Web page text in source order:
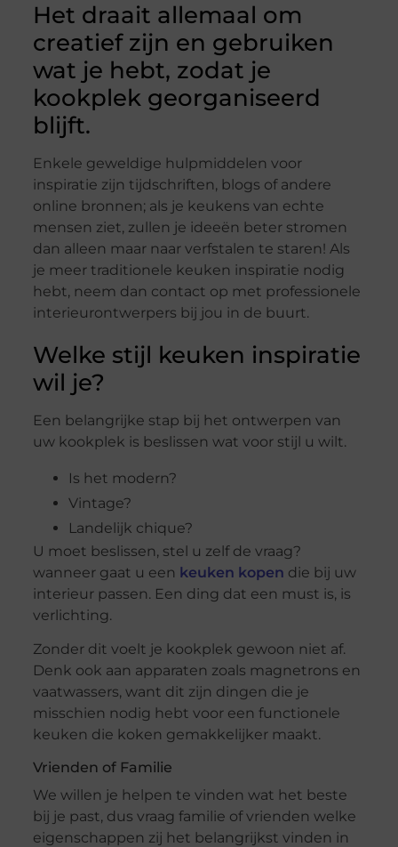
Het draait allemaal om
creatief zijn en gebruiken
wat je hebt, zodat je
kookplek georganiseerd
blijft.
Enkele geweldige hulpmiddelen voor
inspiratie zijn tijdschriften, blogs of andere
online bronnen; als je keukens van echte
mensen ziet, zullen je ideeën beter stromen
dan alleen maar naar verfstalen te staren! Als
je meer traditionele keuken inspiratie nodig
hebt, neem dan contact op met professionele
interieurontwerpers bij jou in de buurt.
Welke stijl keuken inspiratie
wil je?
Een belangrijke stap bij het ontwerpen van
uw kookplek is beslissen wat voor stijl u wilt.
Is het modern?
Vintage?
Landelijk chique?
U moet beslissen, stel u zelf de vraag?
wanneer gaat u een keuken kopen die bij uw
interieur passen. Een ding dat een must is, is
verlichting.
Zonder dit voelt je kookplek gewoon niet af.
Denk ook aan apparaten zoals magnetrons en
vaatwassers, want dit zijn dingen die je
misschien nodig hebt voor een functionele
keuken die koken gemakkelijker maakt.
Vrienden of Familie
We willen je helpen te vinden wat het beste
bij je past, dus vraag familie of vrienden welke
eigenschappen zij het belangrijkst vinden in